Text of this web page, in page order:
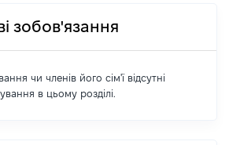
зобов'язання
чи членів його сім'ї відсутні
в цьому розділі.